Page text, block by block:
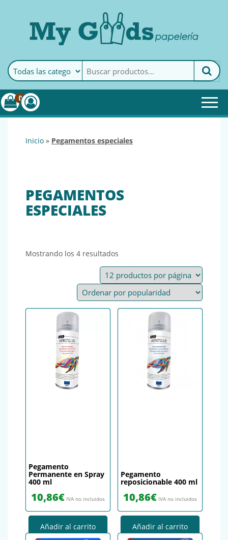
MyGoods · PapeleríaMy Goods es tu papelería
online de confianza. Podrás
encontrar todo lo necesario
0
inicio » pegamentos especiales
PEGAMENTOS
ESPECIALES
Mostrando los 4 resultados
Pegamento
Permanente en Spray
400 ml
10,86€ IVA no incluidos
Añadir al carrito
Pegamento
reposicionable 400 ml
10,86€ IVA no incluidos
Añadir al carrito